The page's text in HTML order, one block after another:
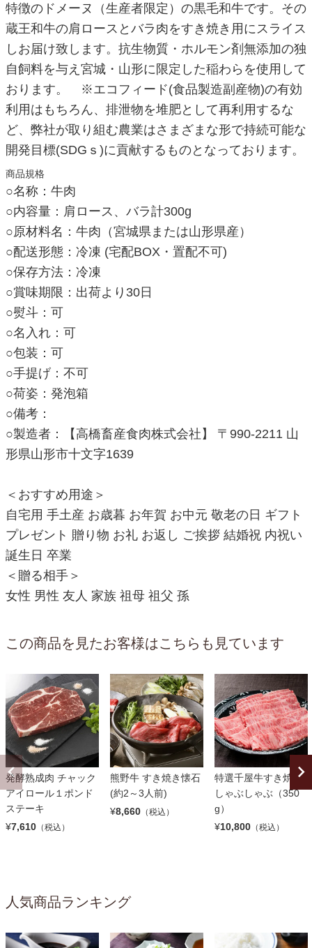
特徴のドメーヌ（生産者限定）の黒毛和牛です。その
蔵王和牛の肩ロースとバラ肉をすき焼き用にスライス
しお届け致します。抗生物質・ホルモン剤無添加の独
自飼料を与え宮城・山形に限定した稲わらを使用して
おります。 ※エコフィード(食品製造副産物)の有効
利用はもちろん、排泄物を堆肥として再利用するな
ど、弊社が取り組む農業はさまざまな形で持続可能な
開発目標(SDGｓ)に貢献するものとなっております。
商品規格
○名称：牛肉
○内容量：肩ロース、バラ計300g
○原材料名：牛肉（宮城県または山形県産）
○配送形態：冷凍 (宅配BOX・置配不可)
○保存方法：冷凍
○賞味期限：出荷より30日
○熨斗：可
○名入れ：可
○包装：可
○手提げ：不可
○荷姿：発泡箱
○備考：
○製造者：【高橋畜産食肉株式会社】 〒990-2211 山
形県山形市十文字1639
＜おすすめ用途＞
自宅用 手土産 お歳暮 お年賀 お中元 敬老の日 ギフト
プレゼント 贈り物 お礼 お返し ご挨拶 結婚祝 内祝い
誕生日 卒業
＜贈る相手＞
女性 男性 友人 家族 祖母 祖父 孫
この商品を見たお客様はこちらも見ています
発酵熟成肉 チャック
アイロール１ポンド
ステーキ
¥7,610 （税込）
熊野牛 すき焼き懐石
(約2～3人前)
¥8,660 （税込）
特選千屋牛すき焼・
しゃぶしゃぶ（350
g）
¥10,800 （税込）
人気商品ランキング